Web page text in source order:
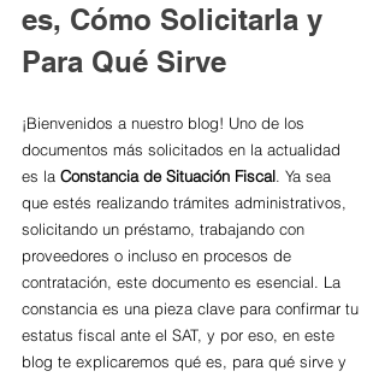
es, Cómo Solicitarla y
Para Qué Sirve
¡Bienvenidos a nuestro blog! Uno de los
documentos más solicitados en la actualidad
es la Constancia de Situación Fiscal. Ya sea
que estés realizando trámites administrativos,
solicitando un préstamo, trabajando con
proveedores o incluso en procesos de
contratación, este documento es esencial. La
constancia es una pieza clave para confirmar tu
estatus fiscal ante el SAT, y por eso, en este
blog te explicaremos qué es, para qué sirve y